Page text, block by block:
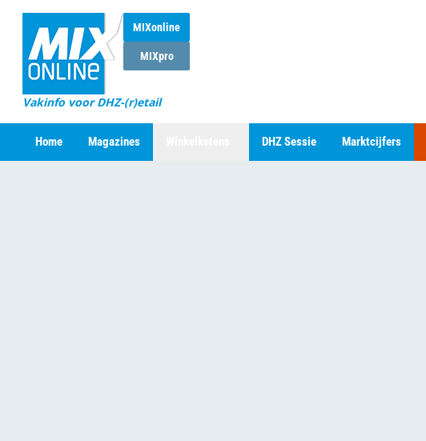
MIXonline
MIXpro
Vakinfo voor DHZ-(r)etail
Home Magazines DHZ Sessie Marktcijfers